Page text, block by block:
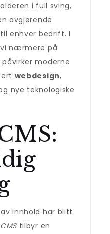
i full sving,
avgjørende
enhver bedrift. I
vi nærmere på
moderne
webdesign,
nye teknologiske
innhold har blitt
tilbyr en